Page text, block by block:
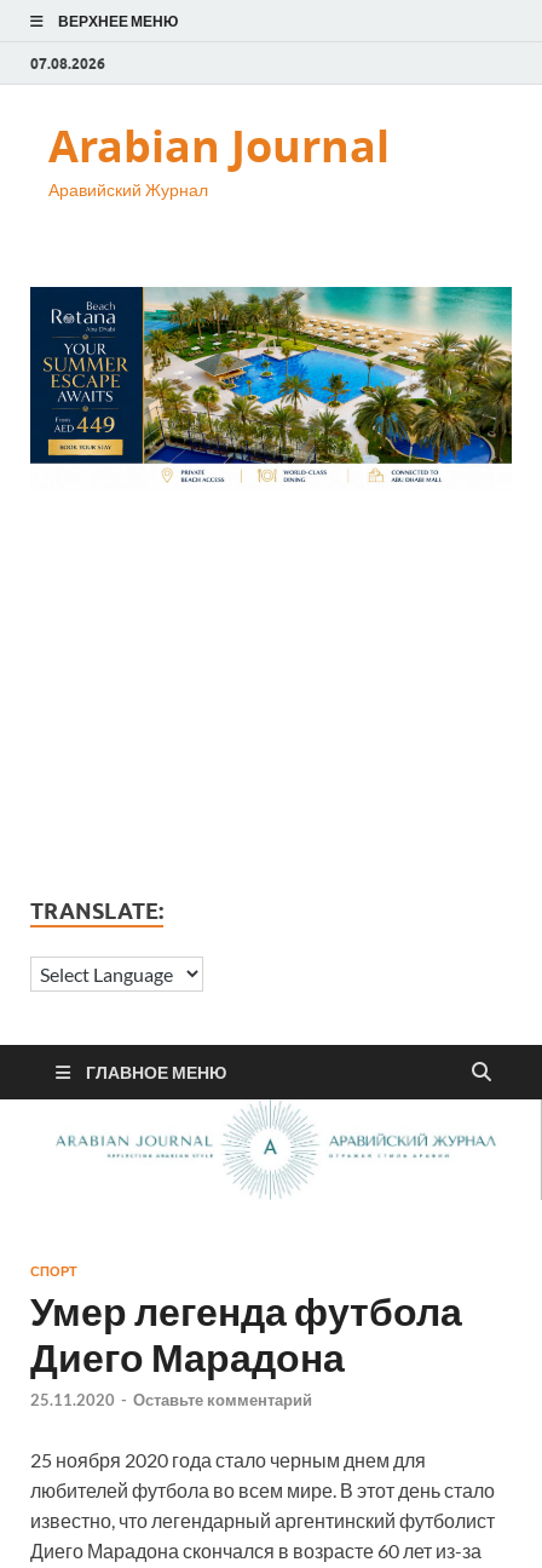
ВЕРХНЕЕ МЕНЮ
07.08.2026
Arabian Journal
Аравийский Журнал
TRANSLATE:
ГЛАВНОЕ МЕНЮ
СПОРТ
Умер легенда футбола
Диего Марадона
25.11.2020 - Оставьте комментарий
25 ноября 2020 года стало черным днем для
любителей футбола во всем мире. В этот день стало
известно, что легендарный аргентинский футболист
Диего Марадона скончался в возрасте 60 лет из-за